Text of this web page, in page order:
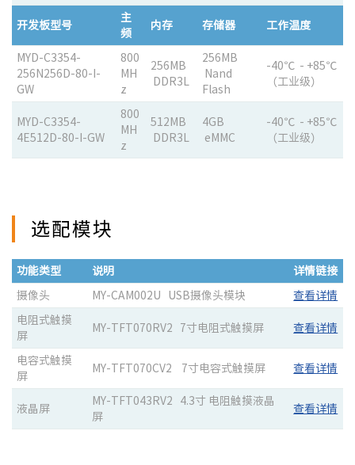
开发板型号
主
频
内存 存储器 工作温度
MYD-C3354-
256N256D-80-I-
GW
800
MH
z
256MB
DDR3L
256MB
Nand
Flash
-40℃ - +85℃
（工业级）
MYD-C3354-
4E512D-80-I-GW
800
MH
z
512MB
DDR3L
4GB
eMMC
-40℃ - +85℃
（工业级）
选配模块
功能类型 说明 详情链接
摄像头 MY-CAM002U USB摄像头模块 查看详情
电阻式触摸
屏
MY-TFT070RV2 7寸电阻式触摸屏 查看详情
电容式触摸
屏
MY-TFT070CV2 7寸电容式触摸屏 查看详情
液晶屏
MY-TFT043RV2 4.3寸 电阻触摸液晶
屏
查看详情